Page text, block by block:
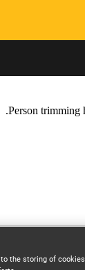
the storing of